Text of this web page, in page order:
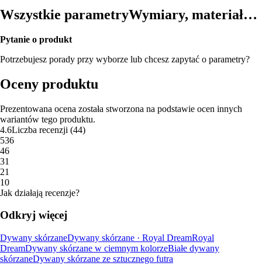
Wszystkie parametryWymiary, materiał…
Pytanie o produkt
Potrzebujesz porady przy wyborze lub chcesz zapytać o parametry?
Oceny produktu
Prezentowana ocena została stworzona na podstawie ocen innych
wariantów tego produktu.
4.6Liczba recenzji (44)
536
46
31
21
10
Jak działają recenzje?
Odkryj więcej
Dywany skórzaneDywany skórzane · Royal DreamRoyal
DreamDywany skórzane w ciemnym kolorzeBiałe dywany
skórzaneDywany skórzane ze sztucznego futra